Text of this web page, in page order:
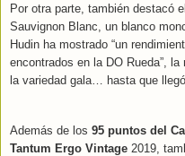
Por otra parte, también destacó
Sauvignon Blanc, un blanco
Hudin ha mostrado “un
encontrados en la DO Rueda”,
la variedad gala… hasta que
Además de los 95 puntos del
Tantum Ergo Vintage 2019,